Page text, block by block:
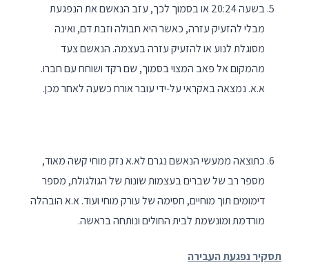
בשעה 20:24 או בסמוך לכך, עזב הנאשם את הנפגעת
מבלי להזעיק עזרה, כאשר היא חבולה וזבת דם, ואינה
מסוגלת לנוע או להזעיק עזרה בעצמה. הנאשם צעד
מהמקום אל פאב המצוי בסמוך, שם רקד ושוחח עם חברו.
א.א. נמצאה באקראי על-ידי עובר אורח כשעה לאחר מכן.
כתוצאה ממעשי הנאשם נגרם לא.א נזק מוחי קשה מאוד,
מספר רב של שברים בעצמות שונות של הגולגולת, מספר
דימומים תוך מוחיים, חסימה של עורק מוחי ועוד. א.א הובהלה
מורדמת ומונשמת לבית החולים ונותחה בראשה.
תסקיר נפגעת העבירה